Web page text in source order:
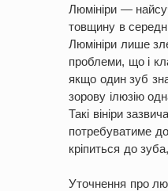
Люмініри —
товщину в
Люмініри лише
проблеми, що і
якщо один зуб
зорову ілюзію
Такі вініри
потребуватиме
кріпиться до
Уточнення про